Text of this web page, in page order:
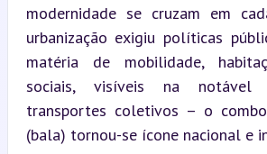
modernidade se cruzam em
urbanização exigiu políticas
matéria de mobilidade,
sociais, visíveis na notável
transportes coletivos – o
(bala) tornou-se ícone nacional e